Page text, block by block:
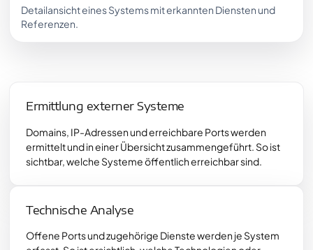
Detailansicht eines Systems mit erkannten Diensten und
Referenzen.
Ermittlung externer Systeme
Domains, IP-Adressen und erreichbare Ports werden
ermittelt und in einer Übersicht zusammengeführt. So ist
sichtbar, welche Systeme öffentlich erreichbar sind.
Technische Analyse
Offene Ports und zugehörige Dienste werden je System